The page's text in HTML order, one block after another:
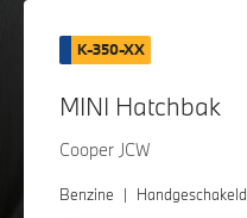
K-350-XX
MINI Hatchbak
Cooper JCW
Benzine | Handgeschakeld